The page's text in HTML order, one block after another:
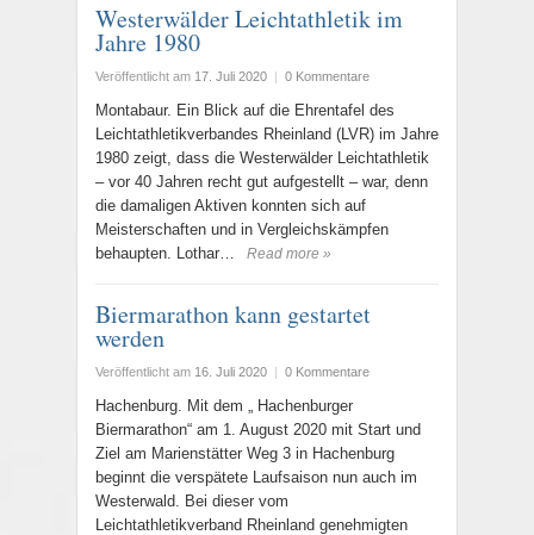
Westerwälder Leichtathletik im
Jahre 1980
Veröffentlicht am 17. Juli 2020 | 0 Kommentare
Montabaur. Ein Blick auf die Ehrentafel des
Leichtathletikverbandes Rheinland (LVR) im Jahre
1980 zeigt, dass die Westerwälder Leichtathletik
– vor 40 Jahren recht gut aufgestellt – war, denn
die damaligen Aktiven konnten sich auf
Meisterschaften und in Vergleichskämpfen
behaupten. Lothar…
Read more »
Biermarathon kann gestartet
werden
Veröffentlicht am 16. Juli 2020 | 0 Kommentare
Hachenburg. Mit dem „ Hachenburger
Biermarathon“ am 1. August 2020 mit Start und
Ziel am Marienstätter Weg 3 in Hachenburg
beginnt die verspätete Laufsaison nun auch im
Westerwald. Bei dieser vom
Leichtathletikverband Rheinland genehmigten